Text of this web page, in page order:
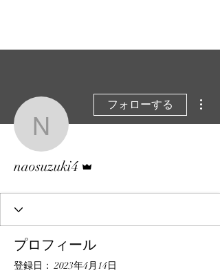
naosuzuki4
フォローする
naosuzuki4
プロフィール
登録日： 2023年4月14日